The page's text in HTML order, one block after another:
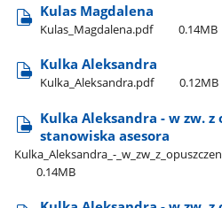
Kulas Magdalena
Kulas​_Magdalena.pdf 0.14MB
Kulka Aleksandra
Kulka​_Aleksandra.pdf 0.12MB
Kulka Aleksandra - w zw. z
stanowiska asesora
Kulka​_Aleksandra​_-​
0.14MB